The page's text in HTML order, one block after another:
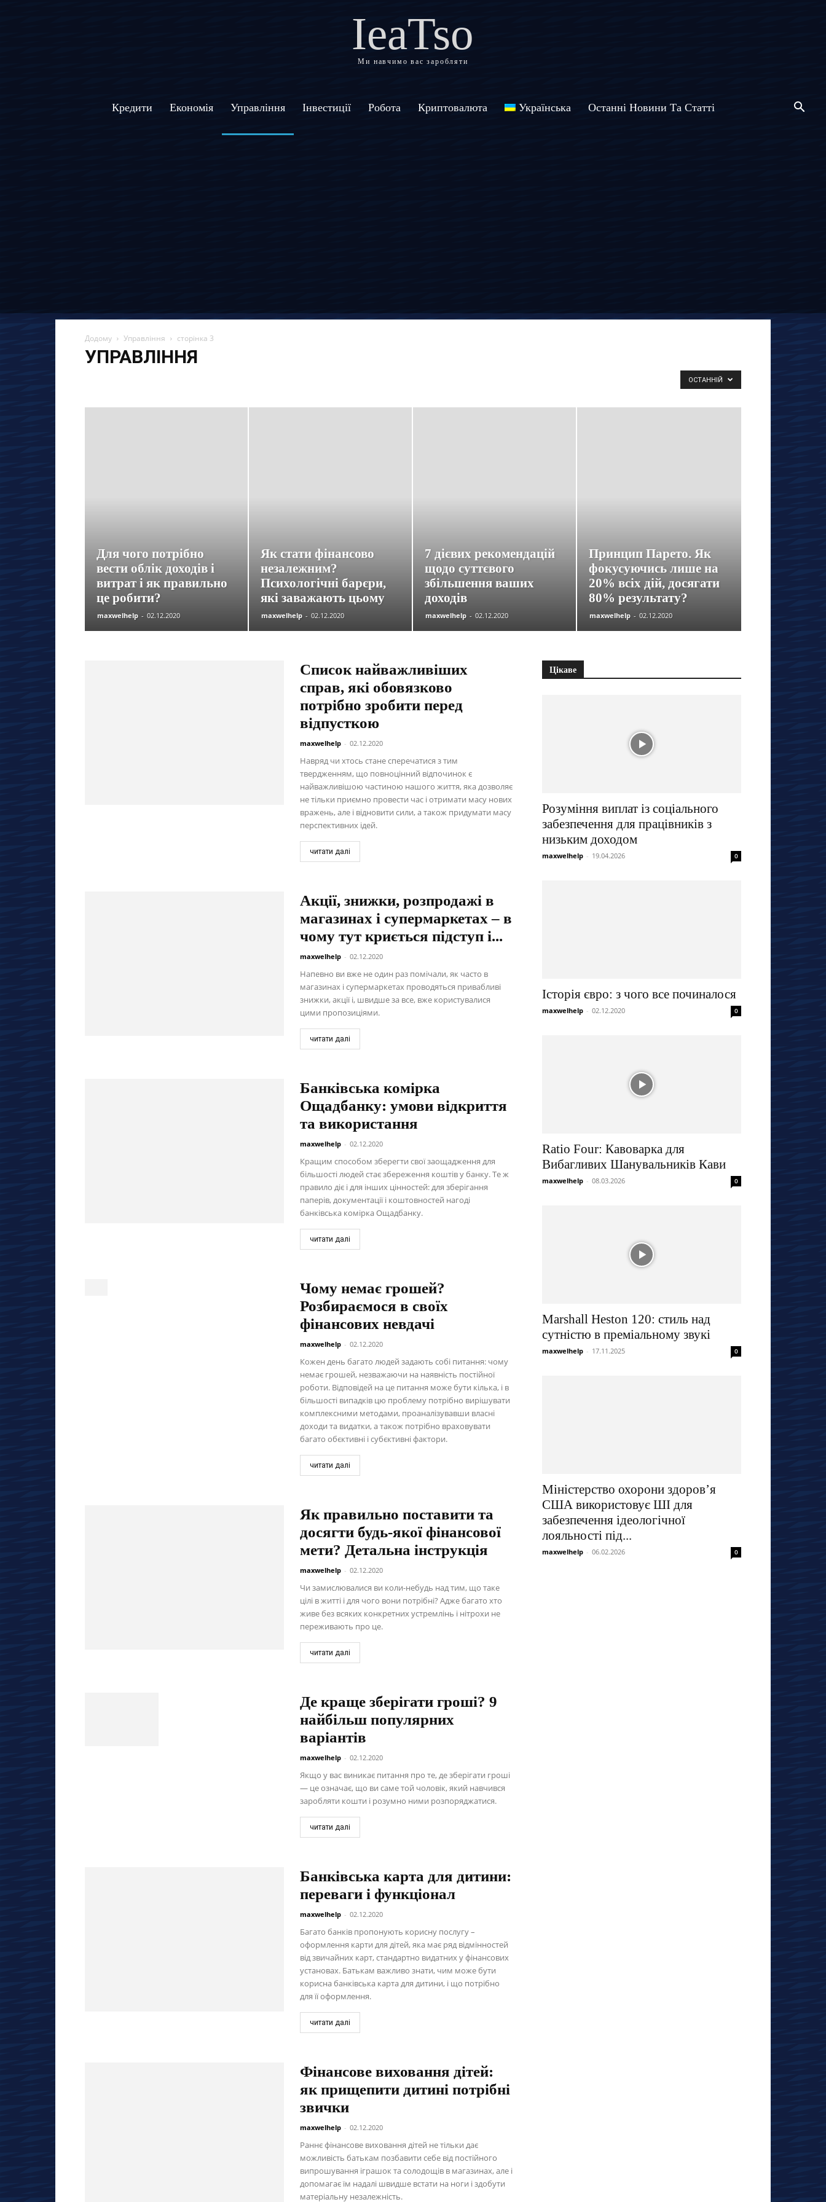
IeaTso
Ми навчимо вас заробляти
Кредити Економія Управління Інвестиції Робота Криптовалюта Українська Останні Новини Та Статті
Додому Управління сторінка 3
УПРАВЛІННЯ
Страхування
Управління
ОСТАННІЙ
Для чого потрібно
вести облік доходів і
витрат і як правильно
це робити?
maxwelhelp - 02.12.2020
Як стати фінансово
незалежним?
Психологічні барєри,
які заважають цьому
maxwelhelp - 02.12.2020
7 дієвих рекомендацій
щодо суттєвого
збільшення ваших
доходів
maxwelhelp - 02.12.2020
Принцип Парето. Як
фокусуючись лише на
20% всіх дій, досягати
80% результату?
maxwelhelp - 02.12.2020
Список найважливіших
справ, які обовязково
потрібно зробити перед
відпусткою
maxwelhelp - 02.12.2020
Навряд чи хтось стане сперечатися з тим
твердженням, що повноцінний відпочинок є
найважливішою частиною нашого життя, яка дозволяє
не тільки приємно провести час і отримати масу нових
вражень, але і відновити сили, а також придумати масу
перспективних ідей.
читати далі
Акції, знижки, розпродажі в
магазинах і супермаркетах – в
чому тут криється підступ і...
maxwelhelp - 02.12.2020
Напевно ви вже не один раз помічали, як часто в
магазинах і супермаркетах проводяться привабливі
знижки, акції і, швидше за все, вже користувалися
цими пропозиціями.
читати далі
Банківська комірка
Ощадбанку: умови відкриття
та використання
maxwelhelp - 02.12.2020
Кращим способом зберегти свої заощадження для
більшості людей стає збереження коштів у банку. Те ж
правило діє і для інших цінностей: для зберігання
паперів, документації і коштовностей нагоді
банківська комірка Ощадбанку.
читати далі
Чому немає грошей?
Розбираємося в своїх
фінансових невдачі
maxwelhelp - 02.12.2020
Кожен день багато людей задають собі питання: чому
немає грошей, незважаючи на наявність постійної
роботи. Відповідей на це питання може бути кілька, і в
більшості випадків цю проблему потрібно вирішувати
комплексними методами, проаналізувавши власні
доходи та видатки, а також потрібно враховувати
багато обєктивні і субєктивні фактори.
читати далі
Як правильно поставити та
досягти будь-якої фінансової
мети? Детальна інструкція
maxwelhelp - 02.12.2020
Чи замислювалися ви коли-небудь над тим, що таке
цілі в житті і для чого вони потрібні? Адже багато хто
живе без всяких конкретних устремлінь і нітрохи не
переживають про це.
читати далі
Де краще зберігати гроші? 9
найбільш популярних
варіантів
maxwelhelp - 02.12.2020
Якщо у вас виникає питання про те, де зберігати гроші
— це означає, що ви саме той чоловік, який навчився
заробляти кошти і розумно ними розпоряджатися.
читати далі
Банківська карта для дитини:
переваги і функціонал
maxwelhelp - 02.12.2020
Багато банків пропонують корисну послугу –
оформлення карти для дітей, яка має ряд відмінностей
від звичайних карт, стандартно видатних у фінансових
установах. Батькам важливо знати, чим може бути
корисна банківська карта для дитини, і що потрібно
для її оформлення.
читати далі
Фінансове виховання дітей:
як прищепити дитині потрібні
звички
maxwelhelp - 02.12.2020
Раннє фінансове виховання дітей не тільки дає
можливість батькам позбавити себе від постійного
випрошування іграшок та солодощів в магазинах, але і
допомагає їм надалі швидше встати на ноги і здобути
матеріальну незалежність.
Цікаве
Розуміння виплат із соціального
забезпечення для працівників з
низьким доходом
maxwelhelp - 19.04.2026 0
Історія євро: з чого все починалося
maxwelhelp - 02.12.2020 0
Ratio Four: Кавоварка для
Вибагливих Шанувальників Кави
maxwelhelp - 08.03.2026 0
Marshall Heston 120: стиль над
сутністю в преміальному звукі
maxwelhelp - 17.11.2025 0
Міністерство охорони здоров’я
США використовує ШІ для
забезпечення ідеологічної
лояльності під...
maxwelhelp - 06.02.2026 0